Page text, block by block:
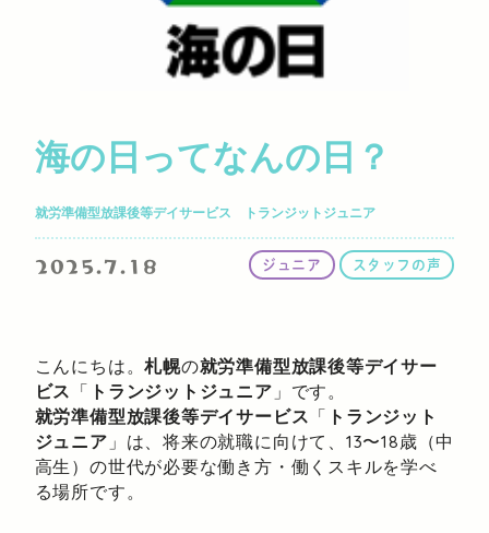
海の日ってなんの日？
就労準備型放課後等デイサービス トランジットジュニア
2025.7.18 ジュニア スタッフの声
こんにちは。札幌の就労準備型放課後等デイサー
ビス 「 トランジットジュニア 」です。
就労準備型放課後等デイサービス 「 トランジット
ジュニア 」は、将来の就職に向けて、13〜18歳（中
高生）の世代が必要な働き方・働くスキルを学べ
る場所です。